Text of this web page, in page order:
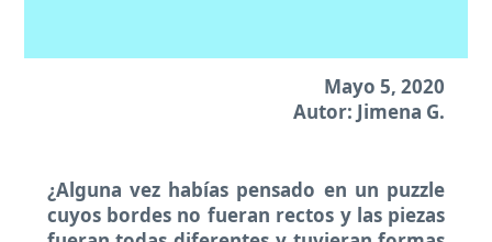
Mayo 5, 2020
Autor: Jimena G.
¿Alguna vez habías pensado en un puzzle
cuyos bordes no fueran rectos y las piezas